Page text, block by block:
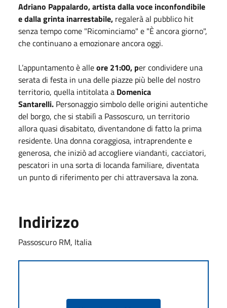
Adriano Pappalardo, artista dalla voce inconfondibile
e dalla grinta inarrestabile, regalerà al pubblico hit
senza tempo come "Ricominciamo" e "È ancora giorno",
che continuano a emozionare ancora oggi.
L’appuntamento è alleore 21:00, per condividere una
serata di festa in una delle piazze più belle del nostro
territorio, quella intitolata a Domenica
Santarelli. Personaggio simbolo delle origini autentiche
del borgo, che si stabilì a Passoscuro, un territorio
allora quasi disabitato, diventandone di fatto la prima
residente. Una donna coraggiosa, intraprendente e
generosa, che iniziò ad accogliere viandanti, cacciatori,
pescatori in una sorta di locanda familiare, diventata
un punto di riferimento per chi attraversava la zona.
Indirizzo
Passoscuro RM, Italia